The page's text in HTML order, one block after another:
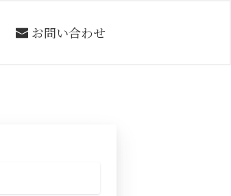
お問い合わせ